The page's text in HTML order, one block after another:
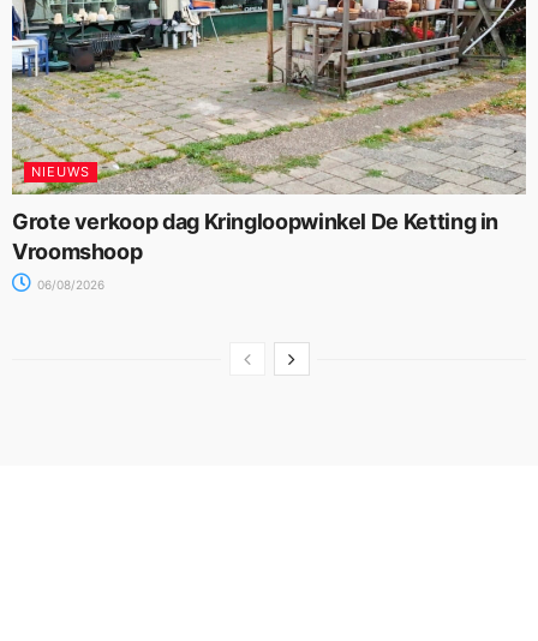
NIEUWS
Grote verkoop dag Kringloopwinkel De Ketting in
Vroomshoop
06/08/2026